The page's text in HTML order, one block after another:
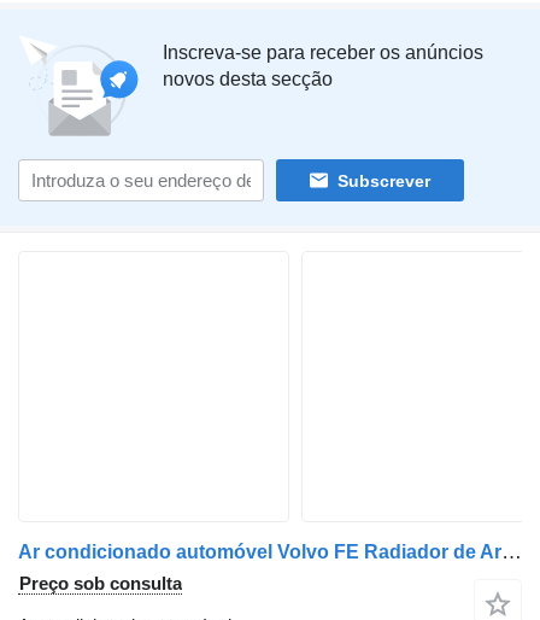
Inscreva-se para receber os anúncios
novos desta secção
Subscrever
Ar condicionado automóvel Volvo FE Radiador de Ar Condicionado Volvo FH 3981637 para camião Volvo
Preço sob consulta